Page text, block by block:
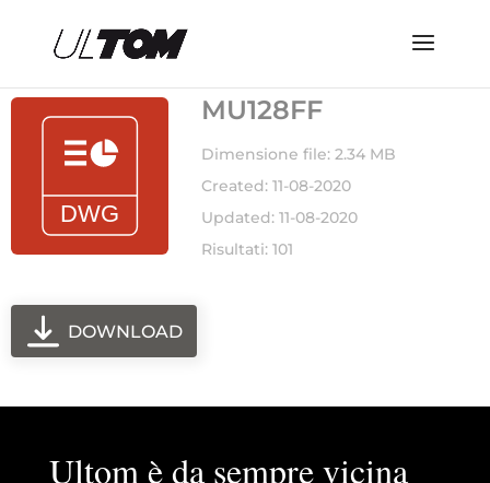
MU128FF
Dimensione file: 2.34 MB
Created: 11-08-2020
Updated: 11-08-2020
Risultati: 101
DOWNLOAD
Ultom è da sempre vicina